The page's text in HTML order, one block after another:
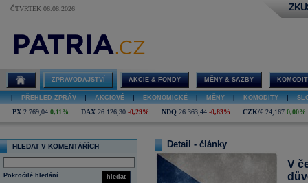
ČTVRTEK 06.08.2026
ZPRAVODAJSTVÍ AKCIE & FONDY MĚNY & SAZBY
PŘEHLED ZPRÁV AKCIOVÉ EKONOMICKÉ MĚNY KOMODITY
PX 2 769,04 0,11% DAX 26 126,30 -0,29% NDQ 26 363,44 -0,83% CZK/€ 24,167 0,00%
HLEDAT V KOMENTÁŘÍCH
hledat
Pokročilé hledání
Detail - články
V